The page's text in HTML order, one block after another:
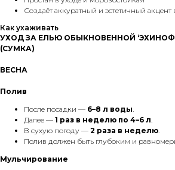
Создаёт аккуратный и эстетичный акцент
Как ухаживать
УХОД ЗА ЕЛЬЮ ОБЫКНОВЕННОЙ
(СУМКА)
ВЕСНА
Полив
После посадки — 6–8 л воды.
Далее — 1 раз в неделю по 4–6 л.
В сухую погоду — 2 раза в неделю.
Полив должен быть глубоким и
Мульчирование